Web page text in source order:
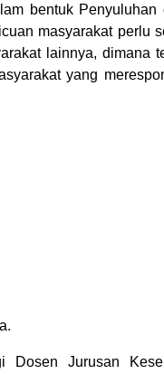
bentuk Penyuluhan
masyarakat perlu
lainnya, dimana
yang
Dosen Jurusan